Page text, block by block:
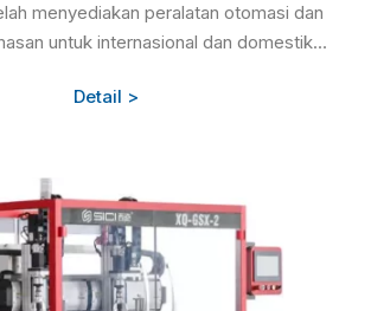
menyediakan peralatan otomasi dan
untuk internasional dan domestik...
Detail >